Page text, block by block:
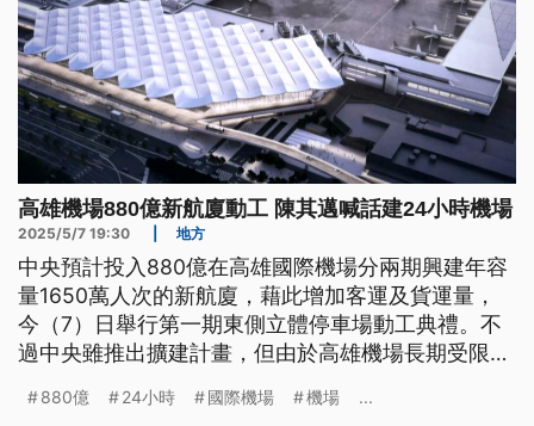
高雄機場880億新航廈動工 陳其邁喊話建24小時機場
2025/5/7 19:30 地方
中央預計投入880億在高雄國際機場分兩期興建年容
量1650萬人次的新航廈，藉此增加客運及貨運量，
今（7）日舉行第一期東側立體停車場動工典禮。不
過中央雖推出擴建計畫，但由於高雄機場長期受限宵
建24小時國際機場，以支應未來南部產業及貨運需
880億 24小時 國際機場 機場 ...